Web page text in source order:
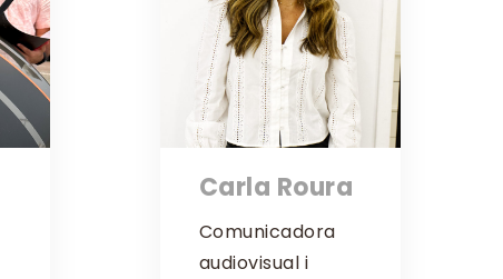
Carla Roura
Comunicadora
audiovisual i